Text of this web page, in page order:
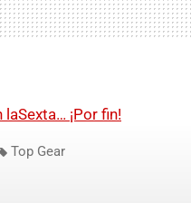
laSexta… ¡Por fin!
Top Gear